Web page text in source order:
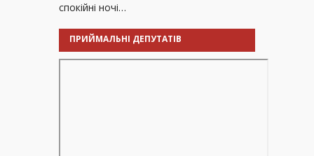
спокійні ночі…
ПРИЙМАЛЬНІ ДЕПУТАТІВ